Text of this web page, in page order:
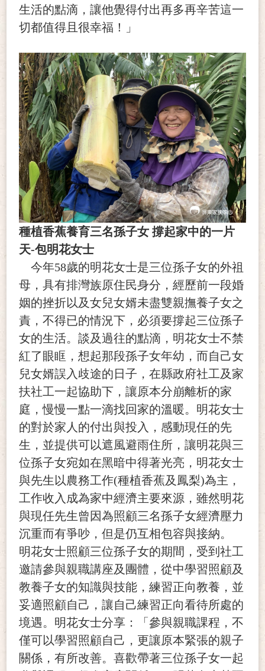
生活的點滴，讓他覺得付出再多再辛苦這一
切都值得且很幸福！」
種植香蕉養育三名孫子女 撐起家中的一片
天-包明花女士
今年58歲的明花女士是三位孫子女的外祖
母，具有排灣族原住民身分，經歷前一段婚
姻的挫折以及女兒女婿未盡雙親撫養子女之
責，不得已的情況下，必須要撐起三位孫子
女的生活。談及過往的點滴，明花女士不禁
紅了眼眶，想起那段孫子女年幼，而自己女
兒女婿誤入歧途的日子，在縣政府社工及家
扶社工一起協助下，讓原本分崩離析的家
庭，慢慢一點一滴找回家的溫暖。明花女士
的對於家人的付出與投入，感動現任的先
生，並提供可以遮風避雨住所，讓明花與三
位孫子女宛如在黑暗中得著光亮，明花女士
與先生以農務工作(種植香蕉及鳳梨)為主，
工作收入成為家中經濟主要來源，雖然明花
與現任先生曾因為照顧三名孫子女經濟壓力
沉重而有爭吵，但是仍互相包容與接納。
明花女士照顧三位孫子女的期間，受到社工
邀請參與親職講座及團體，從中學習照顧及
教養子女的知識與技能，練習正向教養，並
妥適照顧自己，讓自己練習正向看待所處的
境遇。明花女士分享：「參與親職課程，不
僅可以學習照顧自己，更讓原本緊張的親子
關係，有所改善。喜歡帶著三位孫子女一起